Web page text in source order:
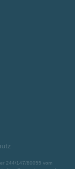
244/147/80055 vom